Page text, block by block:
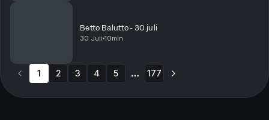
Betto Balutto - 30 juli
30 Juli 10min
1 2 3 4 5 177